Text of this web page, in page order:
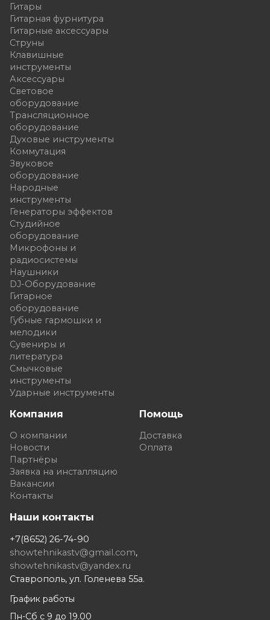
Гитары
Гитарная фурнитура
Гитарные аксессуары
Струны
Клавишные
инструменты
Аксессуары
Световое
оборудование
Трансляционное
оборудование
Духовые инструменты
Коммутация
Звуковое
оборудование
Народные
инструменты
Генераторы эффектов
Студийное
оборудование
Микрофоны и
радиосистемы
Наушники
DJ-Оборудование
Гитарное
оборудование
Губные гармошки и
мелодики
Сувениры и
литература
Смычковые
инструменты
Ударные инструменты
Компания
О компании
Новости
Партнёры
Заявка на инсталляцию
Вакансии
Контакты
Помощь
Доставка
Оплата
Наши контакты
+7(8652) 26-74-90
showtehnikastv@gmail.com,
showtehnikastv@yandex.ru
Ставрополь, ул. Голенева 55а.
График работы
Пн-Сб с 9 до 19.00